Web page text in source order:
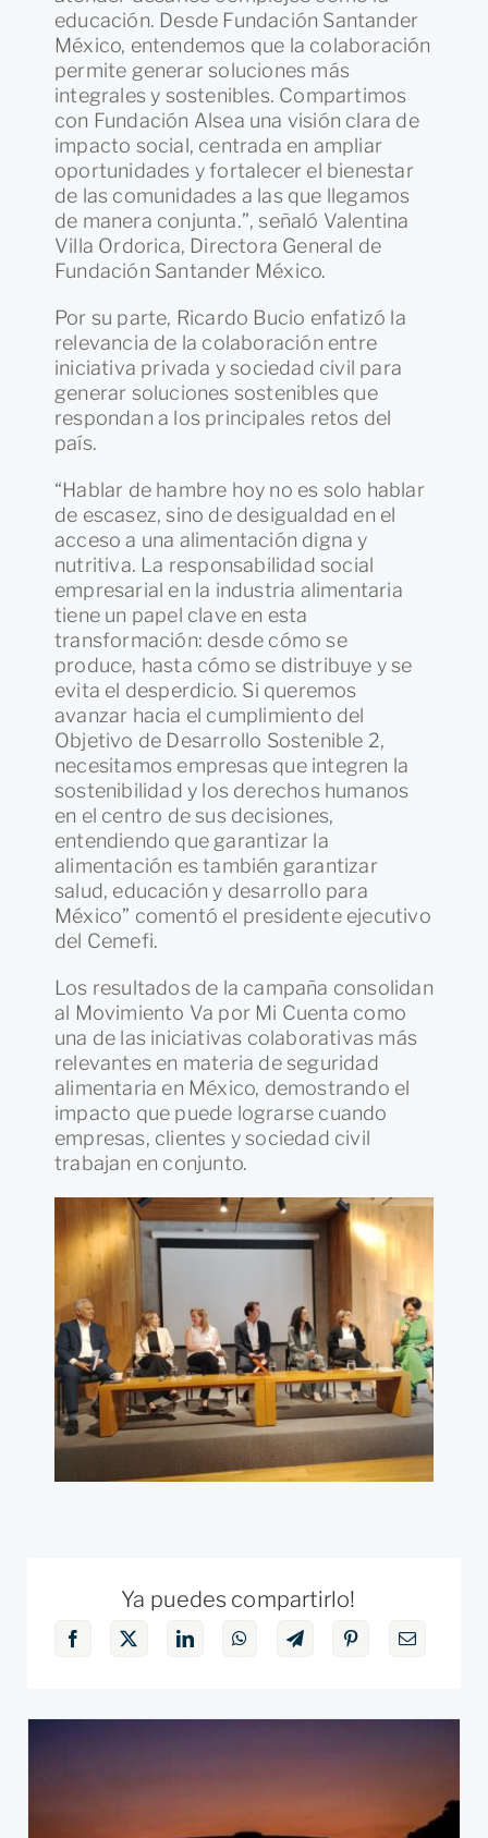
educación. Desde Fundación Santander
México, entendemos que la colaboración
permite generar soluciones más
integrales y sostenibles. Compartimos
con Fundación Alsea una visión clara de
impacto social, centrada en ampliar
oportunidades y fortalecer el bienestar
de las comunidades a las que llegamos
de manera conjunta.”, señaló Valentina
Villa Ordorica, Directora General de
Fundación Santander México.
Por su parte, Ricardo Bucio enfatizó la
relevancia de la colaboración entre
iniciativa privada y sociedad civil para
generar soluciones sostenibles que
respondan a los principales retos del
país.
“Hablar de hambre hoy no es solo hablar
de escasez, sino de desigualdad en el
acceso a una alimentación digna y
nutritiva. La responsabilidad social
empresarial en la industria alimentaria
tiene un papel clave en esta
transformación: desde cómo se
produce, hasta cómo se distribuye y se
evita el desperdicio. Si queremos
avanzar hacia el cumplimiento del
Objetivo de Desarrollo Sostenible 2,
necesitamos empresas que integren la
sostenibilidad y los derechos humanos
en el centro de sus decisiones,
entendiendo que garantizar la
alimentación es también garantizar
salud, educación y desarrollo para
México” comentó el presidente ejecutivo
del Cemefi.
Los resultados de la campaña consolidan
al Movimiento Va por Mi Cuenta como
una de las iniciativas colaborativas más
relevantes en materia de seguridad
alimentaria en México, demostrando el
impacto que puede lograrse cuando
empresas, clientes y sociedad civil
trabajan en conjunto.
Ya puedes compartirlo!